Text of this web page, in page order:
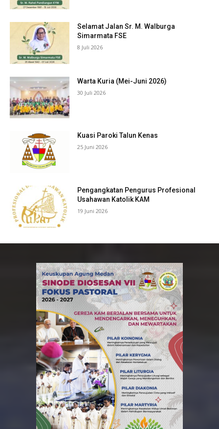
Selamat Jalan Sr. M. Walburga
Simarmata FSE
8 Juli 2026
Warta Kuria (Mei-Juni 2026)
30 Juli 2026
Kuasi Paroki Talun Kenas
25 Juni 2026
Pengangkatan Pengurus Profesional
Usahawan Katolik KAM
19 Juni 2026